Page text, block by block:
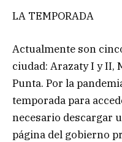
LA TEMPORADA
Actualmente son
ciudad: Arazaty I y II,
Punta. Por la
temporada para
necesario descargar
página del gobierno